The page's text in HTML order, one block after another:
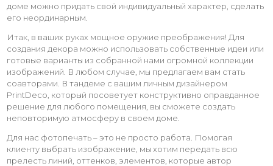
доме можно придать свой индивидуальный характер, сделать
его неординарным.
Итак, в ваших руках мощное оружие преображения! Для
создания декора можно использовать собственные идеи или
готовые варианты из собранной нами огромной коллекции
изображений. В любом случае, мы предлагаем вам стать
соавторами. В тандеме с вашим личным дизайнером
PrintDeco, который посоветует конструктивно оправданное
решение для любого помещения, вы сможете создать
неповторимую атмосферу в своем доме.
Для нас фотопечать – это не просто работа. Помогая
клиенту выбрать изображение, мы хотим передать всю
прелесть линий, оттенков, элементов, которые автор